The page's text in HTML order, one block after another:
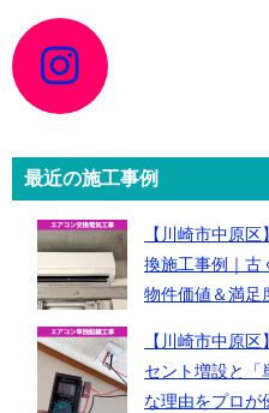
イ
コ
ン
リ
最近の施工事例
【川崎市中原
換施工事例｜古
物件価値＆満足
【川崎市中原
セント増設と「
な理由をプロが